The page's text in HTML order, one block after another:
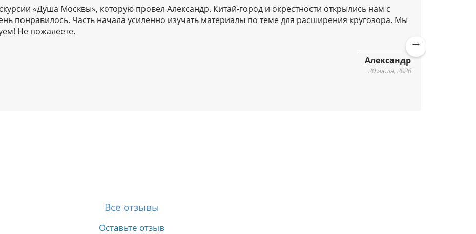
«Душа Москвы», которую провел Александр. Китай-город и окрестности открылись нам с
понравилось. Часть начала усиленно изучать материалы по теме для расширения кругозора. Мы
Не пожалеете.
Александр
20 июля, 2026
Ne
Все отзывы
Оставьте отзыв